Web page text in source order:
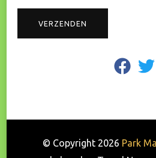
fab
© Copyright 2026 Park